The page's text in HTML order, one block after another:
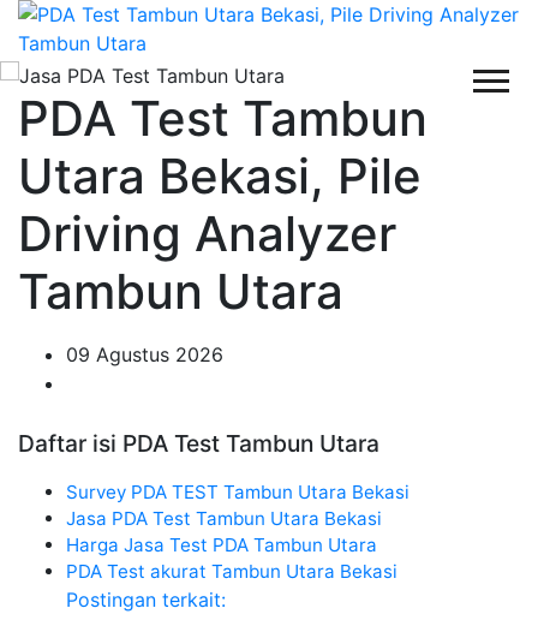
PDA Test Tambun
Utara Bekasi, Pile
Driving Analyzer
Tambun Utara
09 Agustus 2026
Daftar isi PDA Test Tambun Utara
Survey PDA TEST Tambun Utara Bekasi
Jasa PDA Test Tambun Utara Bekasi
Harga Jasa Test PDA Tambun Utara
PDA Test akurat Tambun Utara Bekasi
Postingan terkait: